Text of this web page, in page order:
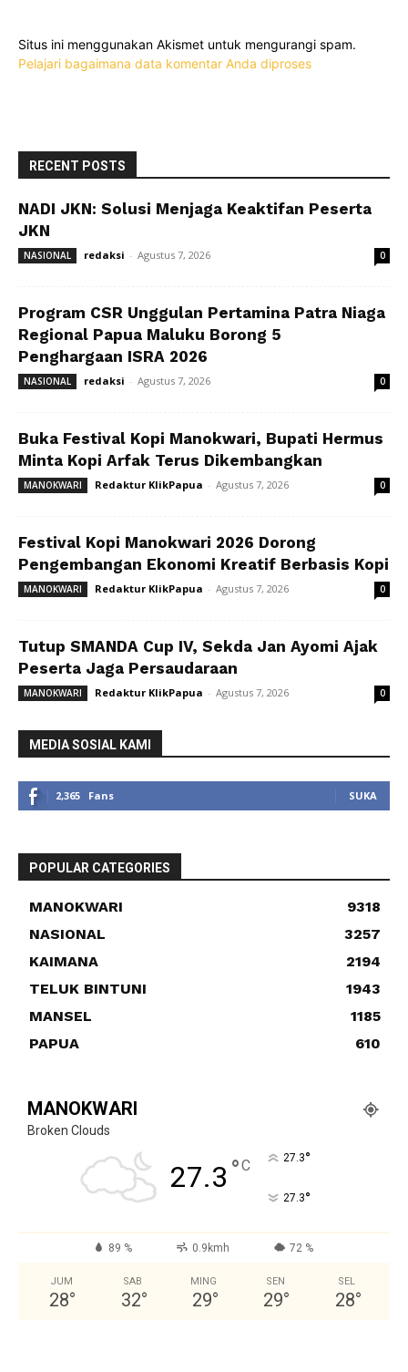
Situs ini menggunakan Akismet untuk mengurangi spam.
Pelajari bagaimana data komentar Anda diproses
RECENT POSTS
NADI JKN: Solusi Menjaga Keaktifan Peserta
JKN
NASIONAL redaksi - Agustus 7, 2026 0
Program CSR Unggulan Pertamina Patra Niaga
Regional Papua Maluku Borong 5
Penghargaan ISRA 2026
NASIONAL redaksi - Agustus 7, 2026 0
Buka Festival Kopi Manokwari, Bupati Hermus
Minta Kopi Arfak Terus Dikembangkan
MANOKWARI Redaktur KlikPapua - Agustus 7, 2026 0
Festival Kopi Manokwari 2026 Dorong
Pengembangan Ekonomi Kreatif Berbasis Kopi
MANOKWARI Redaktur KlikPapua - Agustus 7, 2026 0
Tutup SMANDA Cup IV, Sekda Jan Ayomi Ajak
Peserta Jaga Persaudaraan
MANOKWARI Redaktur KlikPapua - Agustus 7, 2026 0
MEDIA SOSIAL KAMI
2,365 Fans SUKA
POPULAR CATEGORIES
MANOKWARI
9318
NASIONAL
3257
KAIMANA
2194
TELUK BINTUNI
1943
MANSEL
1185
PAPUA
610
MANOKWARI
Broken Clouds
27.3 °C 27.3°
27.3°
89 % 0.9kmh 72 %
JUM
28°
SAB
32°
MING
29°
SEN
29°
SEL
28°